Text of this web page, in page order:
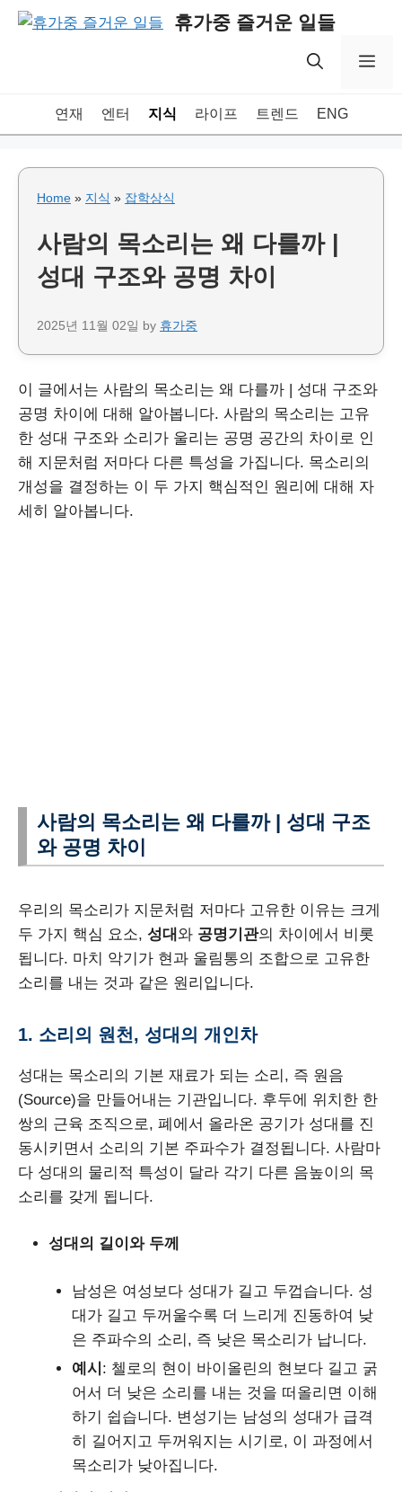
Skip
휴가중 즐거운 일들
연재 엔터 지식 라이프 트렌드 ENG
Home » 지식 » 잡학상식
사람의 목소리는 왜 다를까 |
성대 구조와 공명 차이
2025년 11월 02일 by 휴가중
이 글에서는 사람의 목소리는 왜 다를까 | 성대 구조와
공명 차이에 대해 알아봅니다. 사람의 목소리는 고유
한 성대 구조와 소리가 울리는 공명 공간의 차이로 인
해 지문처럼 저마다 다른 특성을 가집니다. 목소리의
개성을 결정하는 이 두 가지 핵심적인 원리에 대해 자
세히 알아봅니다.
사람의 목소리는 왜 다를까 | 성대 구조
와 공명 차이
우리의 목소리가 지문처럼 저마다 고유한 이유는 크게
두 가지 핵심 요소, 성대 와 공명기관의 차이에서 비롯
됩니다. 마치 악기가 현과 울림통의 조합으로 고유한
소리를 내는 것과 같은 원리입니다.
1. 소리의 원천, 성대의 개인차
성대는 목소리의 기본 재료가 되는 소리, 즉 원음
(Source)을 만들어내는 기관입니다. 후두에 위치한 한
쌍의 근육 조직으로, 폐에서 올라온 공기가 성대를 진
동시키면서 소리의 기본 주파수가 결정됩니다. 사람마
다 성대의 물리적 특성이 달라 각기 다른 음높이의 목
소리를 갖게 됩니다.
성대의 길이와 두께
남성은 여성보다 성대가 길고 두껍습니다. 성
대가 길고 두꺼울수록 더 느리게 진동하여 낮
은 주파수의 소리, 즉 낮은 목소리가 납니다.
예시 : 첼로의 현이 바이올린의 현보다 길고 굵
어서 더 낮은 소리를 내는 것을 떠올리면 이해
하기 쉽습니다. 변성기는 남성의 성대가 급격
히 길어지고 두꺼워지는 시기로, 이 과정에서
목소리가 낮아집니다.